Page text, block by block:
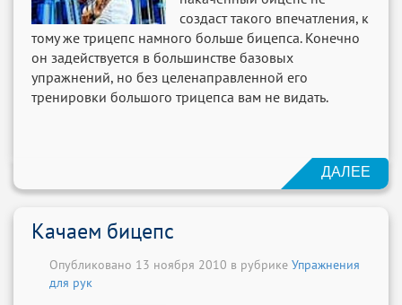
создаст такого впечатления, к
тому же трицепс намного больше бицепса. Конечно
он задействуется в большинстве базовых
упражнений, но без целенаправленной его
тренировки большого трицепса вам не видать.
ДАЛЕЕ
Качаем бицепс
Опубликовано 13 ноября 2010 в рубрике Упражнения
для рук